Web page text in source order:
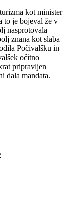
kot minister
to je bojeval že v
nasprotovala
znana kot slaba
Počivalšku in
očitno
pripravljen
dala mandata.